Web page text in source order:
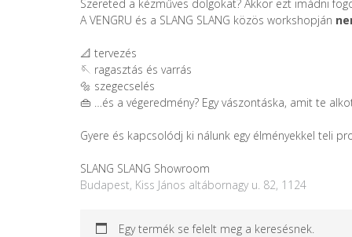
Szereted a kézműves dolgokat? Akkor ezt imádni
A VENGRU és a SLANG SLANG közös workshopján
📐 tervezés
🪡 ragasztás és varrás
🔩 szegecselés
👜 …és a végeredmény? Egy vászontáska, amit te
Gyere és kapcsolódj ki nálunk egy élményekkel teli
SLANG SLANG Showroom
Budapest, Kiss János altábornagy u. 82, 1124
Egy termék se felelt meg a keresésnek.